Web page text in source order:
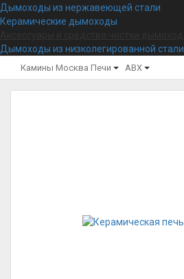
Дымоходы из нержавеющей стали
Керамические дымоходы
Дымоходы из низколегированной стали
Камины Москва Печи ABX